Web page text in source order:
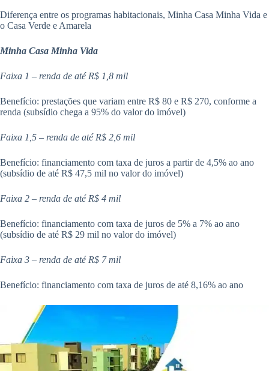
Diferença entre os programas habitacionais, Minha Casa Minha Vida e
o Casa Verde e Amarela
Minha Casa Minha Vida
Faixa 1 – renda de até R$ 1,8 mil
Benefício: prestações que variam entre R$ 80 e R$ 270, conforme a
renda (subsídio chega a 95% do valor do imóvel)
Faixa 1,5 – renda de até R$ 2,6 mil
Benefício: financiamento com taxa de juros a partir de 4,5% ao ano
(subsídio de até R$ 47,5 mil no valor do imóvel)
Faixa 2 – renda de até R$ 4 mil
Benefício: financiamento com taxa de juros de 5% a 7% ao ano
(subsídio de até R$ 29 mil no valor do imóvel)
Faixa 3 – renda de até R$ 7 mil
Benefício: financiamento com taxa de juros de até 8,16% ao ano